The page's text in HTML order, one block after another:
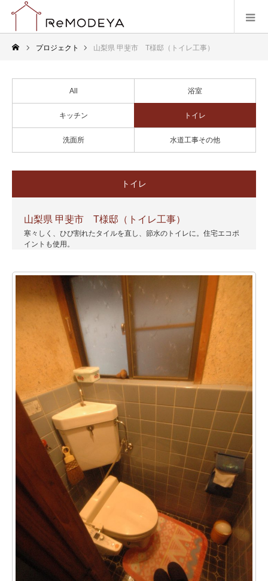
プロジェクト 山梨県 甲斐市 T様邸（トイレ工事）
All 浴室
キッチン トイレ
洗面所 水道工事その他
トイレ
山梨県 甲斐市 T様邸（トイレ工事）
寒々しく、ひび割れたタイルを直し、節水のトイレに。住宅エコポ
イントも使用。